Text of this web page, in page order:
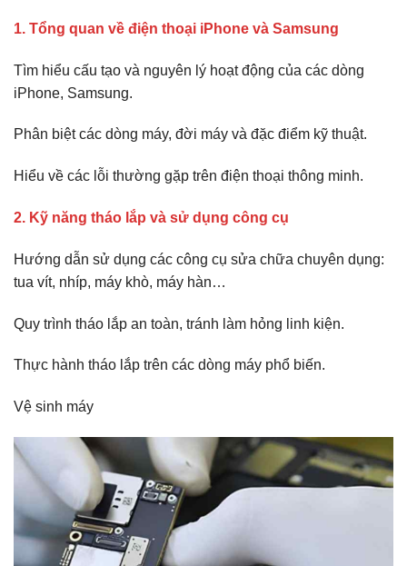
1. Tổng quan về điện thoại iPhone và Samsung
Tìm hiểu cấu tạo và nguyên lý hoạt động của các dòng
iPhone, Samsung.
Phân biệt các dòng máy, đời máy và đặc điểm kỹ thuật.
Hiểu về các lỗi thường gặp trên điện thoại thông minh.
2. Kỹ năng tháo lắp và sử dụng công cụ
Hướng dẫn sử dụng các công cụ sửa chữa chuyên dụng:
tua vít, nhíp, máy khò, máy hàn…
Quy trình tháo lắp an toàn, tránh làm hỏng linh kiện.
Thực hành tháo lắp trên các dòng máy phổ biến.
Vệ sinh máy